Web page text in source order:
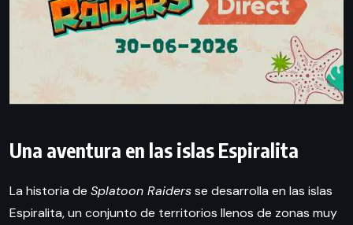
Una aventura en las islas Espiralita
La historia de Splatoon Raidersse desarrolla en las islas
Espiralita, un conjunto de territorios llenos de zonas muy